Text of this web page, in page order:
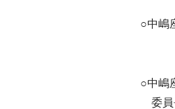
○中嶋
〔「
○中嶋
委員